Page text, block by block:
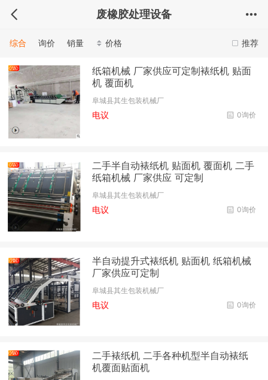
废橡胶处理设备
推荐
综合 询价 销量 价格
纸箱机械 厂家供应可定制裱纸机 贴面
机 覆面机
阜城县其生包装机械厂
0询价
电议
二手半自动裱纸机 贴面机 覆面机 二手
纸箱机械 厂家供应 可定制
阜城县其生包装机械厂
0询价
电议
半自动提升式裱纸机 贴面机 纸箱机械
厂家供应可定制
阜城县其生包装机械厂
0询价
电议
二手裱纸机 二手各种机型半自动裱纸
机覆面贴面机